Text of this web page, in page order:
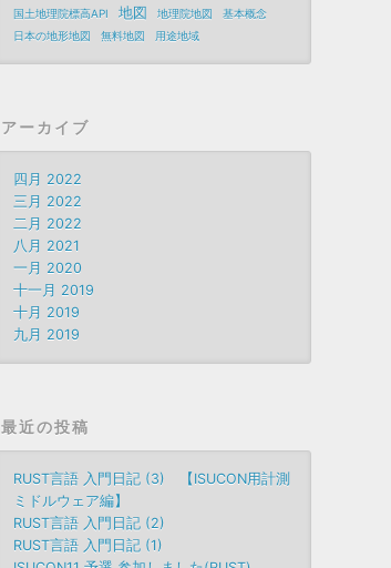
国土地理院標高API
地図 地理院地図
基本概念
日本の地形地図
無料地図 用途地域
アーカイブ
四月 2022
三月 2022
二月 2022
八月 2021
一月 2020
十一月 2019
十月 2019
九月 2019
最近の投稿
RUST言語 入門日記 (3) 【ISUCON用計測
ミドルウェア編】
RUST言語 入門日記 (2)
RUST言語 入門日記 (1)